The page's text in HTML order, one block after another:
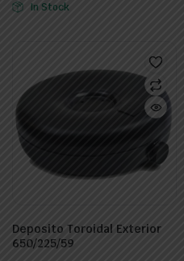
In Stock
Deposito Toroidal Exterior
650/225/59